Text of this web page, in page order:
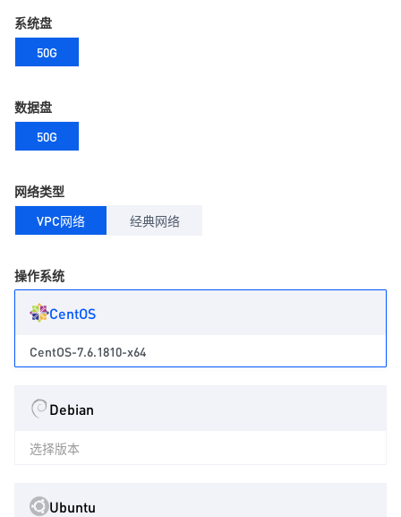
系统盘
50G
数据盘
50G
网络类型
VPC网络
经典网络
操作系统
CentOS
CentOS-7.6.1810-x64
Debian
选择版本
Ubuntu